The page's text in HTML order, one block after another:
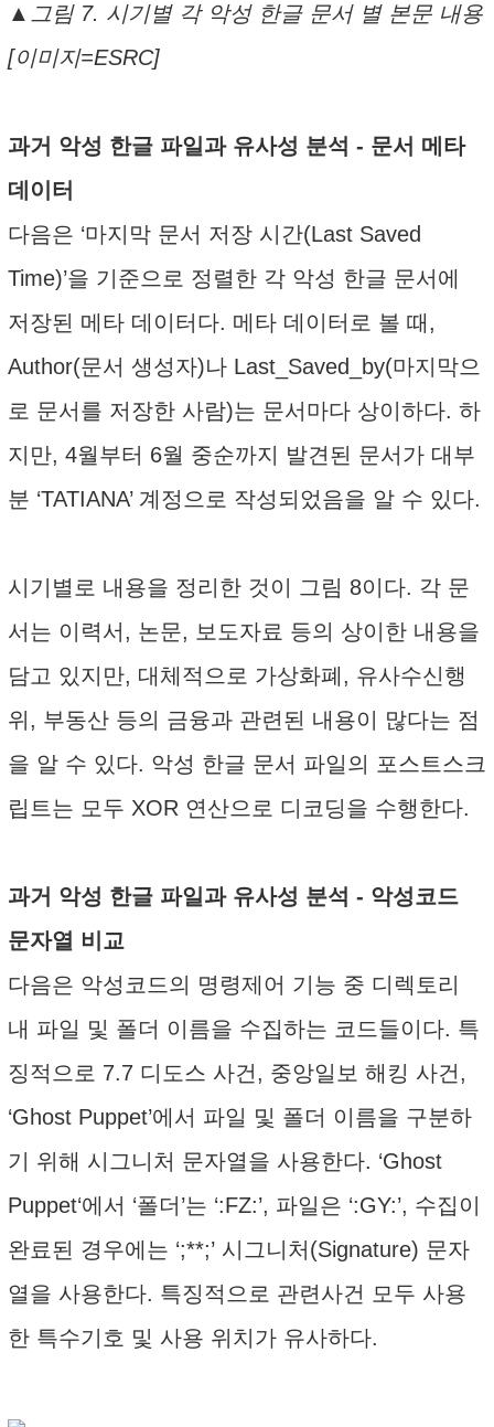
▲그림 7. 시기별 각 악성 한글 문서 별 본문 내용
[이미지=ESRC]
과거 악성 한글 파일과 유사성 분석 - 문서 메타
데이터
다음은 ‘마지막 문서 저장 시간(Last Saved
Time)’을 기준으로 정렬한 각 악성 한글 문서에
저장된 메타 데이터다. 메타 데이터로 볼 때,
Author(문서 생성자)나 Last_Saved_by(마지막으
로 문서를 저장한 사람)는 문서마다 상이하다. 하
지만, 4월부터 6월 중순까지 발견된 문서가 대부
분 ‘TATIANA’ 계정으로 작성되었음을 알 수 있다.
시기별로 내용을 정리한 것이 그림 8이다. 각 문
서는 이력서, 논문, 보도자료 등의 상이한 내용을
담고 있지만, 대체적으로 가상화폐, 유사수신행
위, 부동산 등의 금융과 관련된 내용이 많다는 점
을 알 수 있다. 악성 한글 문서 파일의 포스트스크
립트는 모두 XOR 연산으로 디코딩을 수행한다.
과거 악성 한글 파일과 유사성 분석 - 악성코드
문자열 비교
다음은 악성코드의 명령제어 기능 중 디렉토리
내 파일 및 폴더 이름을 수집하는 코드들이다. 특
징적으로 7.7 디도스 사건, 중앙일보 해킹 사건,
‘Ghost Puppet’에서 파일 및 폴더 이름을 구분하
기 위해 시그니처 문자열을 사용한다. ‘Ghost
Puppet‘에서 ‘폴더’는 ‘:FZ:’, 파일은 ‘:GY:’, 수집이
완료된 경우에는 ‘;**;’ 시그니처(Signature) 문자
열을 사용한다. 특징적으로 관련사건 모두 사용
한 특수기호 및 사용 위치가 유사하다.